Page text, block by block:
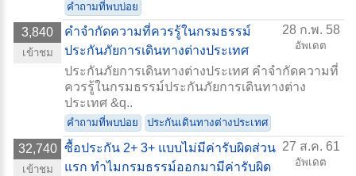
คำถามที่พบบ่อย
3,840
เข้าชม
คำจำกัดความที่ควรรู้ในกรมธรรม์
ประกันภัยการเดินทางต่างประเทศ
28 ก.พ. 58
อัพเดต
ประกันภัยการเดินทางต่างประเทศ คำจำกัดความที่
ควรรู้ในกรมธรรม์ประกันภัยการเดินทางต่าง
ประเทศ &q..
คำถามที่พบบ่อย ประกันเดินทางต่างประเทศ
32,740
เข้าชม
ซื้อประกัน 2+ 3+ แบบไม่มีค่ารับผิดส่วน
แรก ทำไมกรมธรรม์ออกมามีค่ารับผิด
27 ส.ค. 61
อัพเดต